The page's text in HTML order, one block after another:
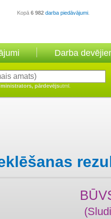
Kopā 6 982 darba piedāvājumi
Darba
pārdevējsutml.